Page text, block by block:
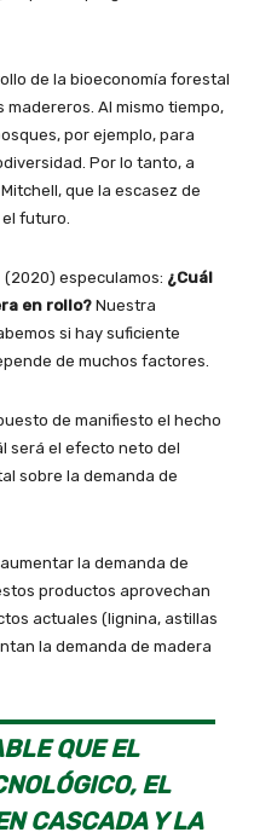
de la bioeconomía forestal
Al mismo tiempo,
por ejemplo, para
Por lo tanto, a
que la escasez de
futuro.
(2020) especulamos: ¿Cuál
en rollo? Nuestra
si hay suficiente
de muchos factores.
de manifiesto el hecho
será el efecto neto del
sobre la demanda de
la demanda de
productos aprovechan
actuales (lignina, astillas
la demanda de madera
QUE EL
EL
CASCADA Y LA